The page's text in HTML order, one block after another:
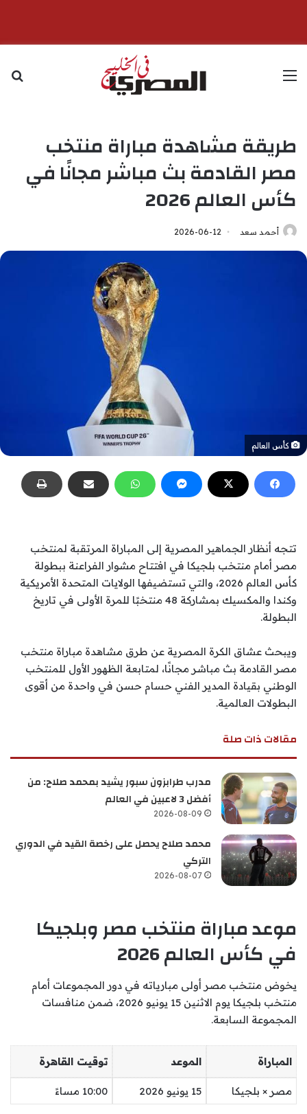
القائمة
طريقة مشاهدة مباراة منتخب
مصر القادمة بث مباشر مجانًا في
كأس العالم 2026
أحمد سعد 2026-06-12
كأس العالم
تتجه أنظار الجماهير المصرية إلى المباراة المرتقبة لمنتخب
مصر أمام منتخب بلجيكا في افتتاح مشوار الفراعنة ببطولة
كأس العالم 2026، والتي تستضيفها الولايات المتحدة الأمريكية
وكندا والمكسيك بمشاركة 48 منتخبًا للمرة الأولى في تاريخ
البطولة.
ويبحث عشاق الكرة المصرية عن طرق مشاهدة مباراة منتخب
مصر القادمة بث مباشر مجانًا، لمتابعة الظهور الأول للمنتخب
الوطني بقيادة المدير الفني حسام حسن في واحدة من أقوى
البطولات العالمية.
مقالات ذات صلة
مدرب طرابزون سبور يشيد بمحمد صلاح: من
أفضل 3 لاعبين في العالم
2026-08-09
محمد صلاح يحصل على رخصة القيد في الدوري
التركي
2026-08-07
موعد مباراة منتخب مصر وبلجيكا
في كأس العالم 2026
يخوض منتخب مصر أولى مبارياته في دور المجموعات أمام
منتخب بلجيكا يوم الاثنين 15 يونيو 2026، ضمن منافسات
المجموعة السابعة.
المباراة الموعد توقيت القاهرة
مصر × بلجيكا 15 يونيو 2026 10:00 مساءً